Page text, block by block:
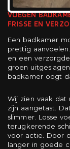
VOEGEN
FRISSE EN
Een badkamer
prettig
en een
groen
badkamer oogt
Wij zien vaak dat
zijn aangetast.
slimmer. Losse
terugkerende
voor actie. Door
langer in goede